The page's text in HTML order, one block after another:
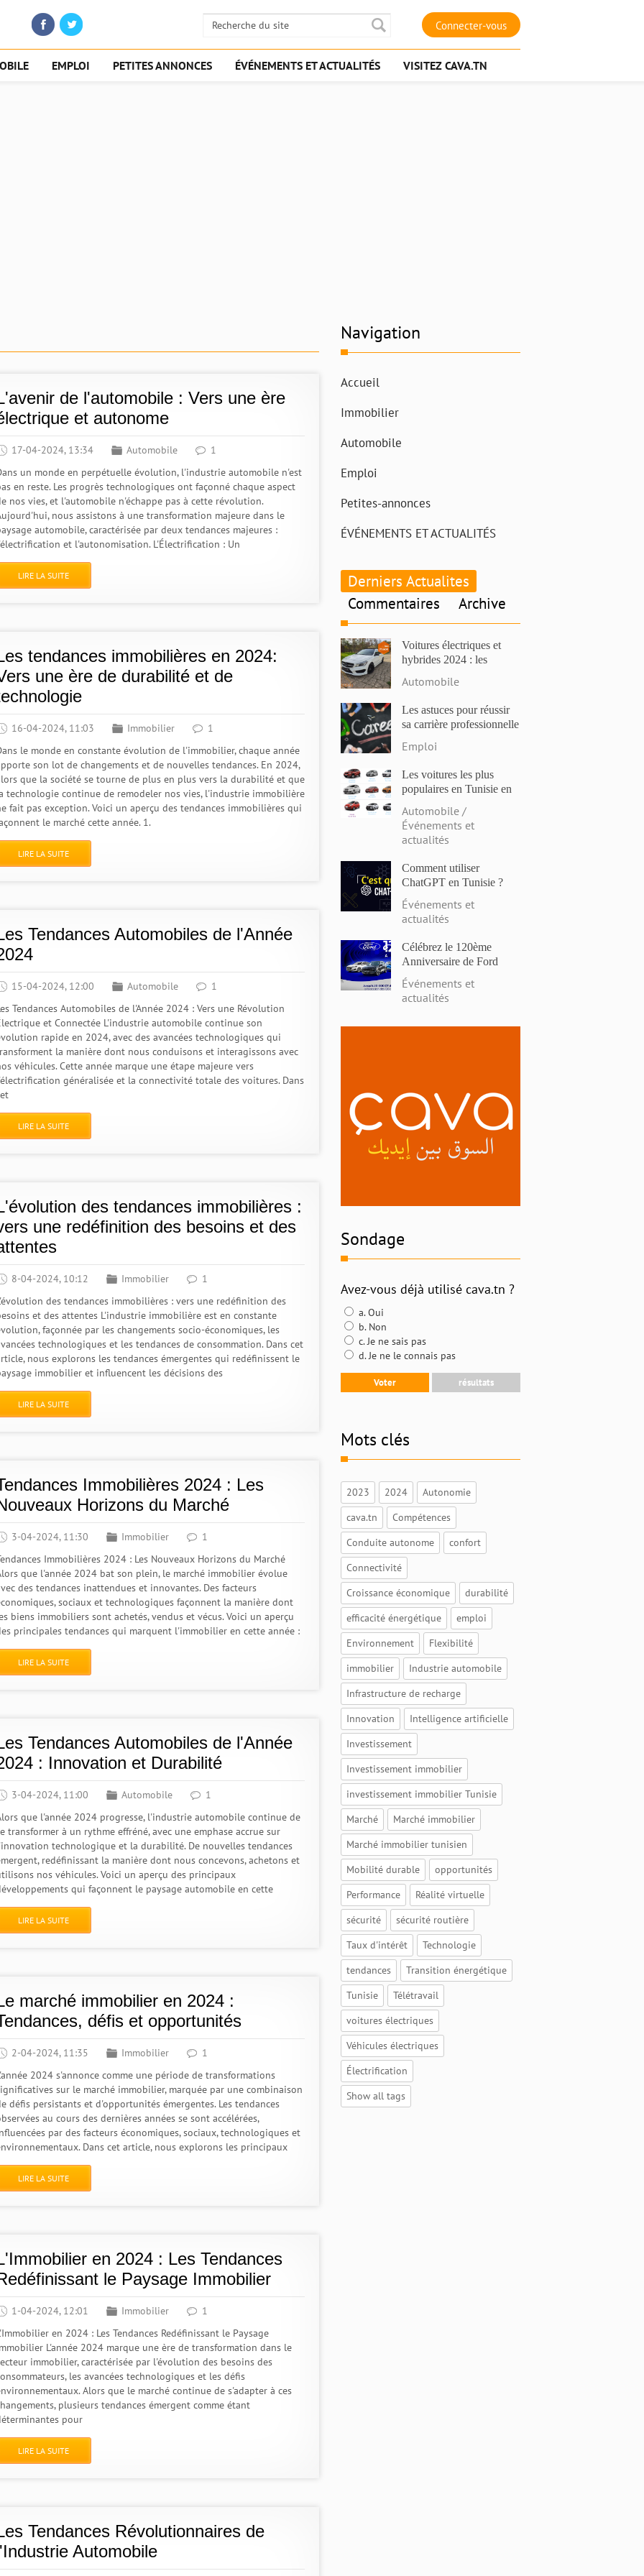
Connecter-vous
EMPLOI PETITES ANNONCES ÉVÉNEMENTS ET ACTUALITÉS VISITEZ CAVA.TN
de l'automobile : Vers une ère
et autonome
17-04-2024, 13:34 Automobile
1
un monde en perpétuelle évolution, l'industrie automobile n'est
en reste. Les progrès technologiques ont façonné chaque aspect
nos vies, et l'automobile n'échappe pas à cette révolution.
nous assistons à une transformation majeure dans le
automobile, caractérisée par deux tendances majeures :
et l'autonomisation. L'Électrification : Un
LIRE LA SUITE
tendances immobilières en 2024:
une ère de durabilité et de
16-04-2024, 11:03 Immobilier
1
le monde en constante évolution de l'immobilier, chaque année
son lot de changements et de nouvelles tendances. En 2024,
que la société se tourne de plus en plus vers la durabilité et que
technologie continue de remodeler nos vies, l'industrie immobilière
fait pas exception. Voici un aperçu des tendances immobilières qui
le marché cette année. 1.
LIRE LA SUITE
Tendances Automobiles de l'Année
15-04-2024, 12:00 Automobile
1
Tendances Automobiles de l'Année 2024 : Vers une Révolution
et Connectée L'industrie automobile continue son
rapide en 2024, avec des avancées technologiques qui
la manière dont nous conduisons et interagissons avec
véhicules. Cette année marque une étape majeure vers
généralisée et la connectivité totale des voitures. Dans
LIRE LA SUITE
des tendances immobilières :
une redéfinition des besoins et des
8-04-2024, 10:12 Immobilier
1
des tendances immobilières : vers une redéfinition des
et des attentes L'industrie immobilière est en constante
façonnée par les changements socio-économiques, les
technologiques et les tendances de consommation. Dans cet
nous explorons les tendances émergentes qui redéfinissent le
immobilier et influencent les décisions des
LIRE LA SUITE
Immobilières 2024 : Les
Horizons du Marché
3-04-2024, 11:30 Immobilier
1
Immobilières 2024 : Les Nouveaux Horizons du Marché
que l'année 2024 bat son plein, le marché immobilier évolue
des tendances inattendues et innovantes. Des facteurs
sociaux et technologiques façonnent la manière dont
biens immobiliers sont achetés, vendus et vécus. Voici un aperçu
principales tendances qui marquent l'immobilier en cette année :
LIRE LA SUITE
Tendances Automobiles de l'Année
: Innovation et Durabilité
3-04-2024, 11:00 Automobile
1
que l'année 2024 progresse, l'industrie automobile continue de
transformer à un rythme effréné, avec une emphase accrue sur
technologique et la durabilité. De nouvelles tendances
redéfinissant la manière dont nous concevons, achetons et
nos véhicules. Voici un aperçu des principaux
qui façonnent le paysage automobile en cette
LIRE LA SUITE
marché immobilier en 2024 :
défis et opportunités
2-04-2024, 11:35 Immobilier
1
2024 s'annonce comme une période de transformations
sur le marché immobilier, marquée par une combinaison
défis persistants et d'opportunités émergentes. Les tendances
au cours des dernières années se sont accélérées,
par des facteurs économiques, sociaux, technologiques et
Dans cet article, nous explorons les principaux
LIRE LA SUITE
en 2024 : Les Tendances
le Paysage Immobilier
1-04-2024, 12:01 Immobilier
1
en 2024 : Les Tendances Redéfinissant le Paysage
L'année 2024 marque une ère de transformation dans le
immobilier, caractérisée par l'évolution des besoins des
les avancées technologiques et les défis
Alors que le marché continue de s'adapter à ces
plusieurs tendances émergent comme étant
pour
LIRE LA SUITE
Tendances Révolutionnaires de
Automobile
Navigation
Accueil
Immobilier
Automobile
Emploi
Petites-annonces
ÉVÉNEMENTS ET ACTUALITÉS
Derniers Actualites
Commentaires
Archive
Voitures électriques et
hybrides 2024 : les
et les dernières
Automobile
Les astuces pour réussir
sa carrière professionnelle
Emploi
Les voitures les plus
populaires en Tunisie en
prix et des caractéristiques
Automobile /
Événements et
actualités
Comment utiliser
ChatGPT en Tunisie ?
Événements et
actualités
Célébrez le 120ème
Anniversaire de Ford
avec Alpha Ford en
Tunisie : Profitez de
Remises Exceptionnelles
Événements et
actualités
Sondage
Avez-vous déjà utilisé cava.tn ?
a. Oui
b. Non
c. Je ne sais pas
d. Je ne le connais pas
Mots clés
2023 2024
Autonomie
cava.tn
Compétences
Conduite autonome
confort
Connectivité
Croissance économique
durabilité
efficacité énergétique
emploi
Environnement
Flexibilité
immobilier
Industrie automobile
Infrastructure de recharge
Innovation
Intelligence artificielle
Investissement
Investissement immobilier
investissement immobilier Tunisie
Marché
Marché immobilier
Marché immobilier tunisien
Mobilité durable
opportunités
Performance
Réalité virtuelle
sécurité
sécurité routière
Taux d'intérêt
Technologie
tendances
Transition énergétique
Tunisie
Télétravail
voitures électriques
Véhicules électriques
Électrification
Show all tags